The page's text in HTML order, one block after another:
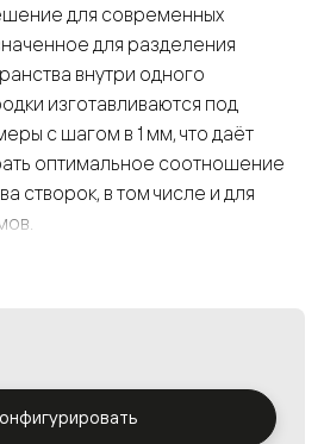
для современных
для разделения
внутри одного
изготавливаются под
с шагом в 1 мм, что даёт
оптимальное соотношение
створок, в том числе и для
из стекла с различными
и варьировать освещённость.